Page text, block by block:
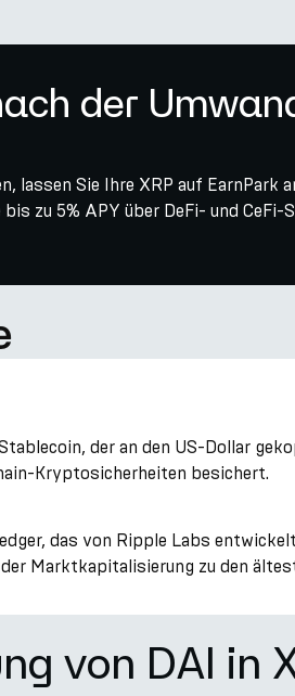
der
lassen Sie Ihre XRP auf EarnPark
zu 5% APY über DeFi- und
der an den US-Dollar
Kryptosicherheiten besichert.
das von Ripple Labs
Marktkapitalisierung zu den
von DAI in